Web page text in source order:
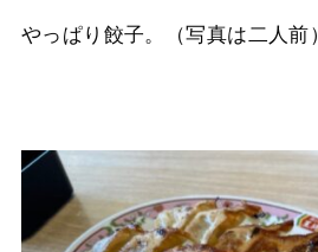
やっぱり餃子。（写真は二人前）